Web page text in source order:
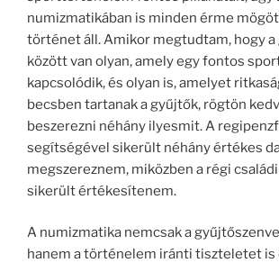
numizmatikában is minden érme
történet áll. Amikor megtudtam, hogy
között van olyan, amely egy fontos
kapcsolódik, és olyan is, amelyet
becsben tartanak a gyűjtők, rögtön
beszerezni néhány ilyesmit. A
segítségével sikerült néhány értékes
megszereznem, miközben a régi
sikerült értékesítenem.
A numizmatika nemcsak a
hanem a történelem iránti tiszteletet is